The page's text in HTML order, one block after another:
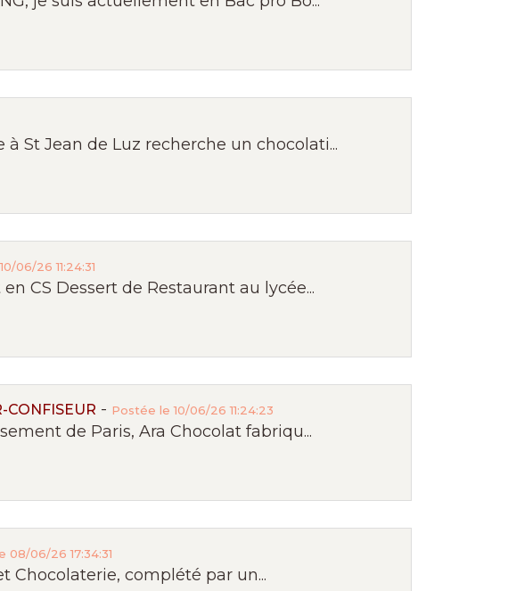
St Jean de Luz recherche un chocolati...
06/26 11:24:31
CS Dessert de Restaurant au lycée...
CONFISEUR - Postée le 10/06/26 11:24:23
de Paris, Ara Chocolat fabriqu...
08/06/26 17:34:31
Chocolaterie, complété par un...